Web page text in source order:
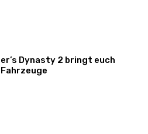
Dynasty 2 bringt euch